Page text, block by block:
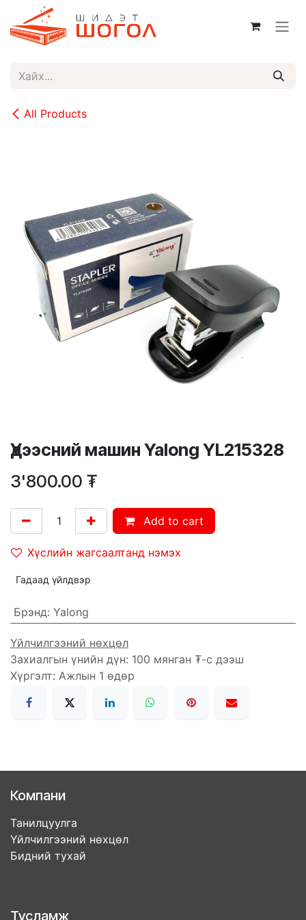
Skip to Content
All Products
Үдээсний машин Yalong YL215328
3'800.00 ₮
Add to cart
Хүслийн жагсаалтанд нэмэх
Гадаад үйлдвэр
Брэнд: Yalong
Үйлчилгээний нөхцөл
Захиалгын үнийн дүн: 100 мянган ₮-с дээш
Хүргэлт: Ажлын 1 өдөр
Компани
Танилцуулга
Үйлчилгээний нөхцөл
Бидний тухай
Тусламж